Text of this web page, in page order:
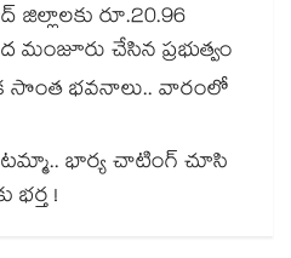
రూ.20.96
మంజూరు చేసిన ప్రభుత్వం
సొంత భవనాలు.. వారంలో
భార్య చాటింగ్ చూసి
!